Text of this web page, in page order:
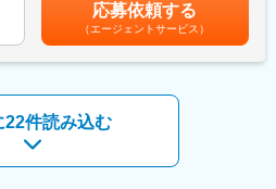
度をご用意しています。業務に関連す
及に伴い、学校や官公庁・企業様でも
入する企業が急増する社会背景で、安定
に携わることで、常に新しい発見と成
応募依頼する
（エージェントサービス）
22件読み込む